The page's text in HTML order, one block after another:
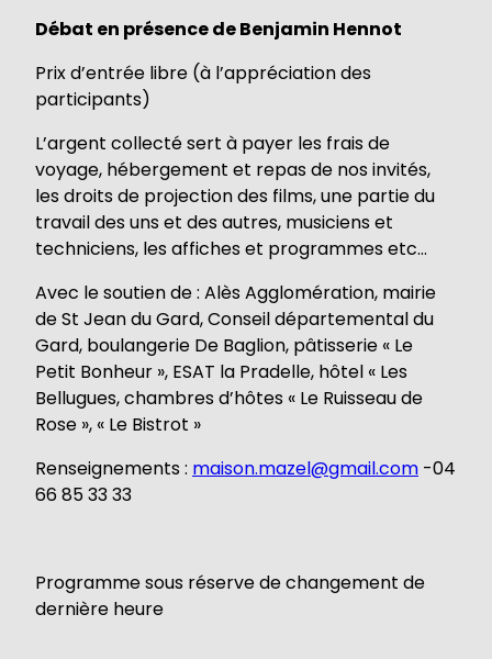
Débat en présence de Benjamin Hennot
Prix d’entrée libre (à l’appréciation des
participants)
L’argent collecté sert à payer les frais de
voyage, hébergement et repas de nos invités,
les droits de projection des films, une partie du
travail des uns et des autres, musiciens et
techniciens, les affiches et programmes etc…
Avec le soutien de : Alès Agglomération, mairie
de St Jean du Gard, Conseil départemental du
Gard, boulangerie De Baglion, pâtisserie « Le
Petit Bonheur », ESAT la Pradelle, hôtel « Les
Bellugues, chambres d’hôtes « Le Ruisseau de
Rose », « Le Bistrot »
Renseignements : maison.mazel@gmail.com -04
66 85 33 33
Programme sous réserve de changement de
dernière heure